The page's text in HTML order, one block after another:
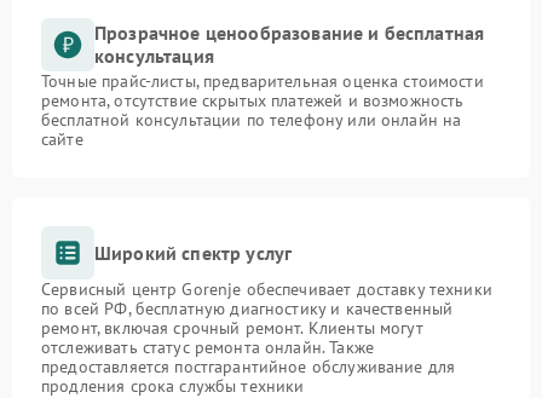
Прозрачное ценообразование и бесплатная
консультация
Точные прайс-листы, предварительная оценка стоимости
ремонта, отсутствие скрытых платежей и возможность
бесплатной консультации по телефону или онлайн на
сайте
Широкий спектр услуг
Сервисный центр Gorenje обеспечивает доставку техники
по всей РФ, бесплатную диагностику и качественный
ремонт, включая срочный ремонт. Клиенты могут
отслеживать статус ремонта онлайн. Также
предоставляется постгарантийное обслуживание для
продления срока службы техники